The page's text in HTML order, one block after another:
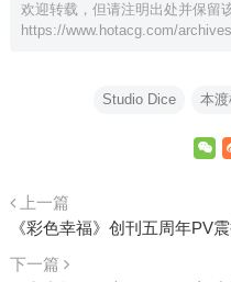
欢迎转载，但请注明出处并保留
https://www.hotacg.com/
Studio Dice 本
上一篇
下一篇